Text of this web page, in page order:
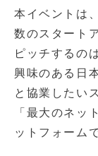
本イベントは
数のスタート
ピッチするの
興味のある日
と協業したい
「最大のネッ
ットフォーム